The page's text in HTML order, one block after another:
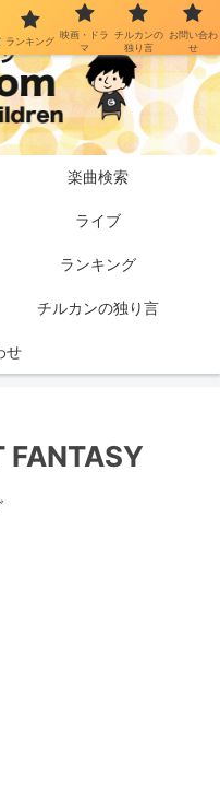
楽曲検索
ライブ
ランキング
チルカンの独り言
せ
FANTASY
ランキング
映画・ドラ
マ
チルカンの
独り言
お問い合わ
せ